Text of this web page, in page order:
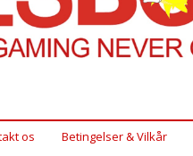
os Betingelser & Vilkår